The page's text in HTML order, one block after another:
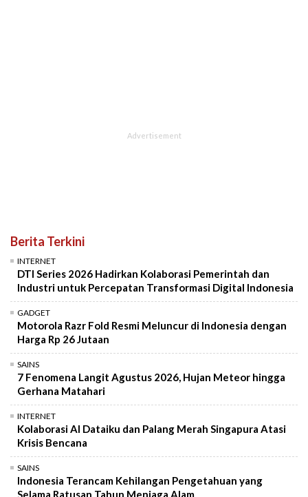
Berita Terkini
INTERNET
DTI Series 2026 Hadirkan Kolaborasi Pemerintah dan
Industri untuk Percepatan Transformasi Digital Indonesia
GADGET
Motorola Razr Fold Resmi Meluncur di Indonesia dengan
Harga Rp 26 Jutaan
SAINS
7 Fenomena Langit Agustus 2026, Hujan Meteor hingga
Gerhana Matahari
INTERNET
Kolaborasi AI Dataiku dan Palang Merah Singapura Atasi
Krisis Bencana
SAINS
Indonesia Terancam Kehilangan Pengetahuan yang
Selama Ratusan Tahun Menjaga Alam